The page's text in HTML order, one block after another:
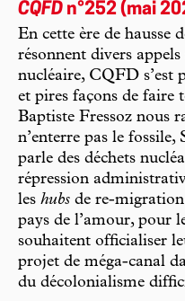
CQFD n°252 (mai
En cette ère de hausse
résonnent divers
nucléaire, CQFD s’est
et pires façons de faire
Baptiste Fressoz nous
n’enterre pas le
parle des déchets
répression
les hubs de re-
pays de l’amour, pour
souhaitent officialiser
projet de méga-canal
du décolonialisme